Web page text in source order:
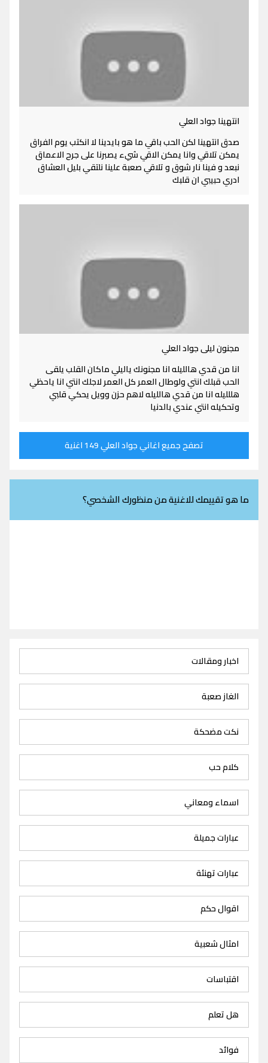
انتهينا جواد العلي
صدق انتهينا لكن الحب باقي ما هو بايدينا لا انكتب يوم الفراق
يمكن تلاقي وانا يمكن الاقي شيء يصبرنا على جرح الاعماق
نبعد و فينا نار شوق و تلاقي صعبة علينا نلتقي بليل العشاق
ادري حبيبي ان قلبك
مجنون ليلى جواد العلي
انا من قدي هالليله انا مجنونك ياليلي ماكان القلب يلقى
الحب قبلك انتي ولوطال العمر كل العمر لاجلك انتي انا ياحظي
هللليله انا من قدي هالليله لاهم حزن وويل يحكي قلبي
وتحكيله انتي عندي بالدنيا
تصفح جميع اغاني جواد العلي 149 اغنية
ما هو تقييمك للاغنية من منظورك الشخصي؟
اخبار ومقالات
الغاز صعبة
نكت مضحكة
كلام حب
اسماء ومعاني
عبارات جميلة
عبارات تهنئة
اقوال حكم
امثال شعبية
اقتباسات
هل تعلم
فوائد